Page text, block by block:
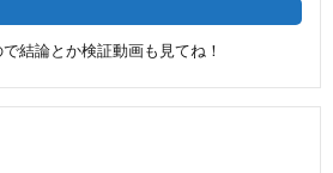
結論とか検証動画も見てね！